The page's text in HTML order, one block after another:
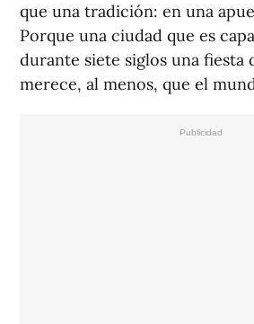
que una tradición: en una
Porque una ciudad que es
durante siete siglos una fiesta
merece, al menos, que el